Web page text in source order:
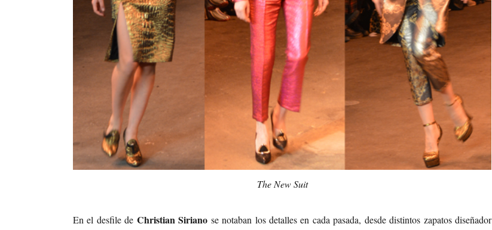
The New Suit
En el desfile de Christian Siriano se notaban los detalles en cada pasada, desde distintos zapatos diseñador